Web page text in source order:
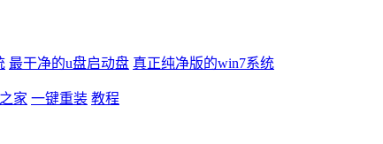
最干净的u盘启动盘 真正纯净版的win7系统
家 一键重装 教程